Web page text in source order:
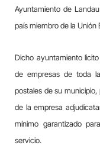
Ayuntamiento de
país miembro de la Unión
Dicho ayuntamiento
de empresas de toda
postales de su
de la empresa
mínimo garantizado
servicio.